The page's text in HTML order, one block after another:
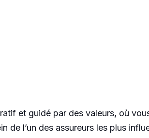
et guidé par des valeurs, où
de l’un des assureurs les plus